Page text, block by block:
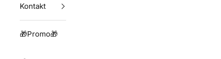
Kontakt
🎁Promo🎁